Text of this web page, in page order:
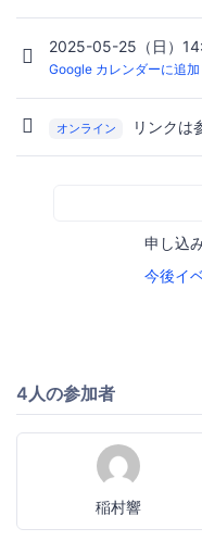
2025-05-25（日）
Google カレンダーに追加
オンライン リンクは
申し込
今後イ
4人の参加者
稲村響